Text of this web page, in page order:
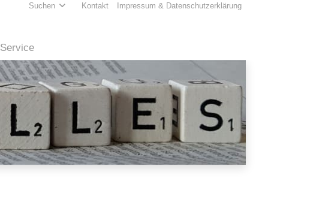
Suchen Kontakt Impressum & Datenschutzerklärung
Service